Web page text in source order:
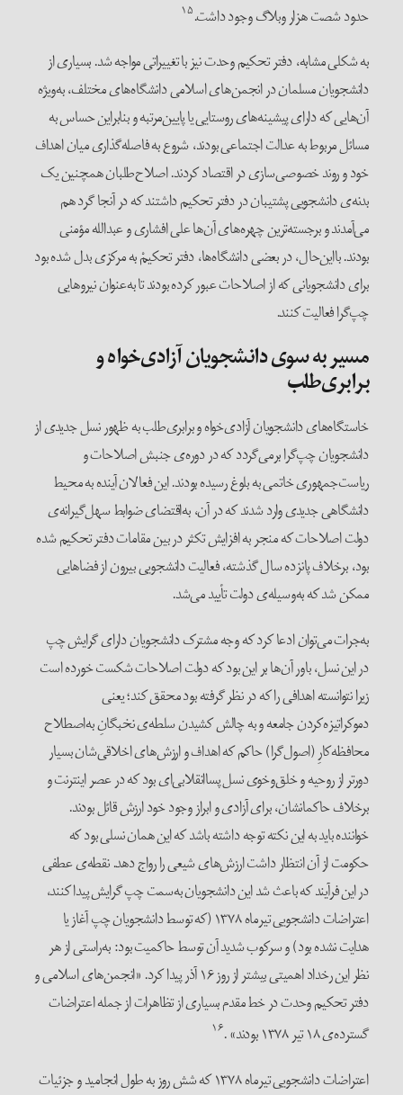
حدود شصت هزار وبلاگ وجود داشت.۱۵
به ‌شکلی مشابه، دفتر تحکیم وحدت نیز با تغییراتی مواجه شد. بسیاری از
دانشجویان مسلمان در انجمن‌های اسلامی دانشگاه‌های مختلف، به‌ویژه
آن‌هایی که دارای پیشینه‌های روستایی یا پایین‌مرتبه و بنابراین حساس به
مسائل مربوط به عدالت اجتماعی بودند، شروع به فاصله‌گذاری میان اهداف
خود و روند خصوصی‌سازی در اقتصاد کردند. اصلاح‌طلبان همچنین یک
بدنه‌ی دانشجویی پشتیبان در دفتر تحکیم داشتند که در آنجا گرد هم
می‌آمدند و برجسته‌ترین چهره‌های آن‌ها علی افشاری و عبدالله مؤمنی
بودند. با‌این‌حال، در بعضی دانشگاه‌ها، دفتر تحکیمْ به مرکزی بدل شده بود
برای دانشجویانی که از اصلاحات عبور کرده بودند تا به‌عنوان نیروهایی
چپ‌گرا فعالیت کنند.
مسیر به سوی دانشجویان آزادی‌خواه و
برابری‌طلب
خاستگاه‌های دانشجویان آزادی‌خواه و برابری‌طلب به ظهور نسل جدیدی از
دانشجویان چپ‌گرا برمی‌گردد که در دوره‌ی جنبش اصلاحات و
ریاست‌جمهوری خاتمی به بلوغ رسیده بودند. این فعالان آینده به محیط
دانشگاهی جدیدی وارد شدند که در آن، به‌اقتضای ضوابط سهل‌گیرانه‌ی
دولت اصلاحات که منجر به افزایش تکثر در بین مقامات دفتر تحکیم شده
بود، برخلاف پانزده سال گذشته، فعالیت دانشجویی بیرون از فضاهایی
ممکن شد که به‌وسیله‌ی دولت تأیید می‌شد.
به‌جرات می‌توان ادعا کرد که وجه مشترک دانشجویان دارای گرایش چپ
در این نسل، باور آن‌ها بر این بود که دولت اصلاحات شکست خورده است
زیرا نتوانسته اهدافی را که در نظر گرفته بود محقق کند؛ یعنی
دموکراتیزه‌کردن جامعه و به چالش کشیدن سلطه‌ی نخبگانِ به‌اصطلاح
محافظه‌کارِ (اصول‌گرا) حاکم که اهداف و ارزش‌های اخلاقی‌شان بسیار
دورتر از روحیه و خلق‌وخوی نسل پساانقلابی‌ای بود که در عصر اینترنت و
برخلاف حاکمانشان، برای آزادی و ابراز وجود خود ارزش قائل بودند.
خواننده باید به این نکته توجه داشته باشد که این همان نسلی بود که
حکومت از آن انتظار داشت ارزش‌های شیعی را رواج دهد. نقطه‌ی عطفی
در این فرآیند که باعث شد این دانشجویان به‌سمت چپ گرایش پیدا کنند،
اعتراضات دانشجویی تیرماه ۱۳۷۸ (که توسط دانشجویان چپ آغاز یا
هدایت نشده بود) و سرکوب شدید آن توسط حاکمیت بود: به‌راستی از هر
نظر این رخداد اهمیتی بیشتر از روز ۱۶ آذر پیدا کرد. «انجمن‌های اسلامی و
دفتر تحکیم وحدت در خط مقدم بسیاری از تظاهرات از جمله اعتراضات
گسترده‌ی ۱۸ تیر ۱۳۷۸ بودند» .
۱۶
اعتراضات دانشجویی تیرماه ۱۳۷۸ که شش روز به طول انجامید و جزئیات